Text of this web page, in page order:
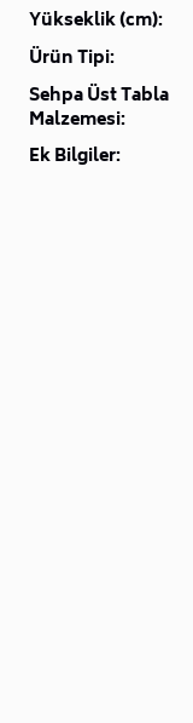
Yükseklik (cm):
Ürün Tipi:
Sehpa Üst Tabla
Malzemesi:
Ek Bilgiler: